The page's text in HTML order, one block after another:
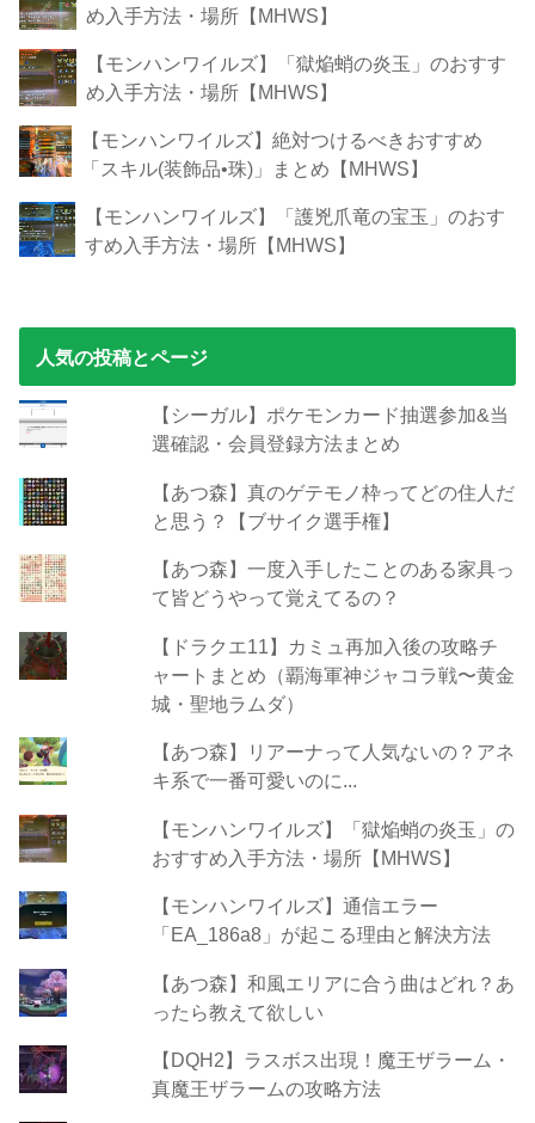
め入手方法・場所【MHWS】
【モンハンワイルズ】「獄焔蛸の炎玉」のおすす
め入手方法・場所【MHWS】
【モンハンワイルズ】絶対つけるべきおすすめ
「スキル(装飾品•珠)」まとめ【MHWS】
【モンハンワイルズ】「護兇爪竜の宝玉」のおす
すめ入手方法・場所【MHWS】
人気の投稿とページ
【シーガル】ポケモンカード抽選参加&当
選確認・会員登録方法まとめ
【あつ森】真のゲテモノ枠ってどの住人だ
と思う？【ブサイク選手権】
【あつ森】一度入手したことのある家具っ
て皆どうやって覚えてるの？
【ドラクエ11】カミュ再加入後の攻略チ
ャートまとめ（覇海軍神ジャコラ戦〜黄金
城・聖地ラムダ）
【あつ森】リアーナって人気ないの？アネ
キ系で一番可愛いのに...
【モンハンワイルズ】「獄焔蛸の炎玉」の
おすすめ入手方法・場所【MHWS】
【モンハンワイルズ】通信エラー
「EA_186a8」が起こる理由と解決方法
【あつ森】和風エリアに合う曲はどれ？あ
ったら教えて欲しい
【DQH2】ラスボス出現！魔王ザラーム・
真魔王ザラームの攻略方法